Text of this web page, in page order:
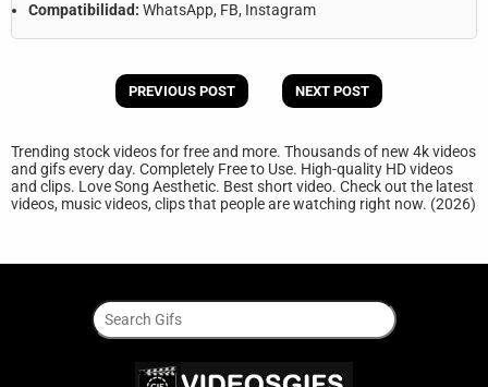
Compatibilidad: WhatsApp, FB, Instagram
PREVIOUS POST NEXT POST
Trending stock videos for free and more. Thousands of new 4k videos
and gifs every day. Completely Free to Use. High-quality HD videos
and clips. Love Song Aesthetic. Best short video. Check out the latest
videos, music videos, clips that people are watching right now. (2026)